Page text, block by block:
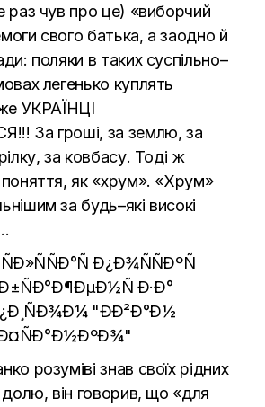
раз чув про це) «виборчий
свого батька, а заодно й
поляки в таких суспільно–
легенько куплять
УКРАЇНЦІ
За гроші, за землю, за
за ковбасу. Тоді ж
як «хрум». «Хрум»
за будь–які високі
розуміві знав своїх рідних
долю, він говорив, що «для